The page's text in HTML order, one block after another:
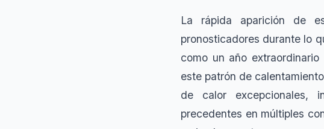
La rápida aparición de
pronosticadores durante lo
como un año
este patrón de
de calor excepcionales,
precedentes en múltiples